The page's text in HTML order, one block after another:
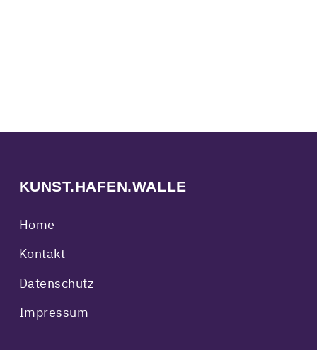
KUNST.HAFEN.WALLE
Home
Kontakt
Datenschutz
Impressum